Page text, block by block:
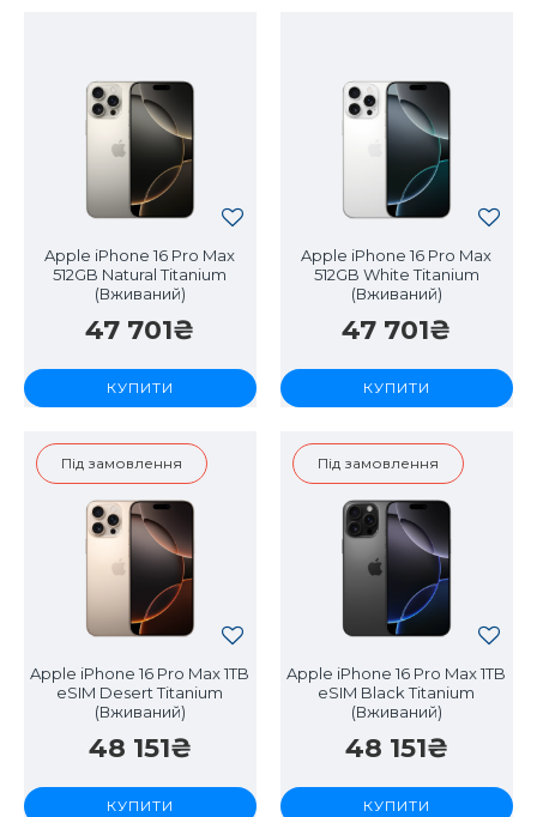
Apple iPhone 16 Pro Max
512GB Natural Titanium
(Вживаний)
47 701₴
КУПИТИ
Apple iPhone 16 Pro Max
512GB White Titanium
(Вживаний)
47 701₴
КУПИТИ
Під замовлення
Apple iPhone 16 Pro Max 1TB
eSIM Desert Titanium
(Вживаний)
48 151₴
КУПИТИ
Під замовлення
Apple iPhone 16 Pro Max 1TB
eSIM Black Titanium
(Вживаний)
48 151₴
КУПИТИ